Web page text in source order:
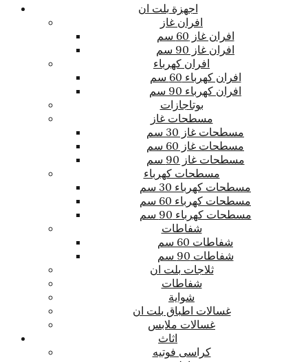
اجهزة بلت ان
افران غاز
افران غاز 60 سم
افران غاز 90 سم
افران كهرباء
افران كهرباء 60 سم
افران كهرباء 90 سم
بوتاجازات
مسطحات غاز
مسطحات غاز 30 سم
مسطحات غاز 60 سم
مسطحات غاز 90 سم
مسطحات كهرباء
مسطحات كهرباء 30 سم
مسطحات كهرباء 60 سم
مسطحات كهرباء 90 سم
شفاطات
شفاطات 60 سم
شفاطات 90 سم
ثلاجات بلت ان
شفاطات
شواية
غسالات اطباق بلت ان
غسالات ملابس
اثاث
كراسى فوتيه